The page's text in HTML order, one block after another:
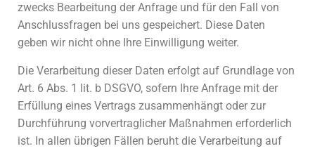
zwecks Bearbeitung der Anfrage und für den Fall von
Anschlussfragen bei uns gespeichert. Diese Daten
geben wir nicht ohne Ihre Einwilligung weiter.
Die Verarbeitung dieser Daten erfolgt auf Grundlage von
Art. 6 Abs. 1 lit. b DSGVO, sofern Ihre Anfrage mit der
Erfüllung eines Vertrags zusammenhängt oder zur
Durchführung vorvertraglicher Maßnahmen erforderlich
ist. In allen übrigen Fällen beruht die Verarbeitung auf